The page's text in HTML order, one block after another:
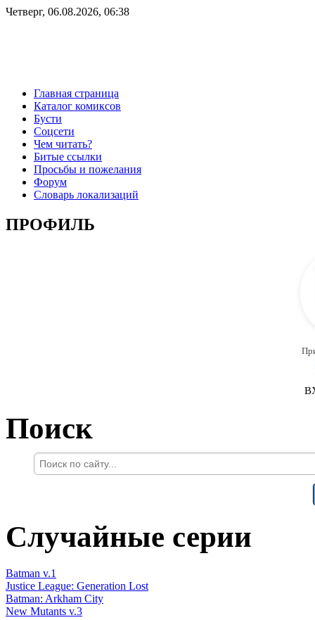
Четверг, 06.08.2026, 06:38
Главная страница
Каталог комиксов
Бусти
Соцсети
Чем читать?
Битые ссылки
Просьбы и пожелания
Форум
Словарь локализаций
ПРОФИЛЬ
Поиск
Случайные серии
Batman v.1
Justice League: Generation Lost
Batman: Arkham City
New Mutants v.3